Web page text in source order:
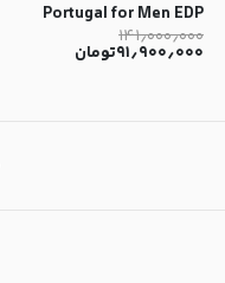
Portugal for Men EDP
۱۴۱٫۰۰۰٫۰۰۰
۹۱٫۹۰۰٫۰۰۰تومان